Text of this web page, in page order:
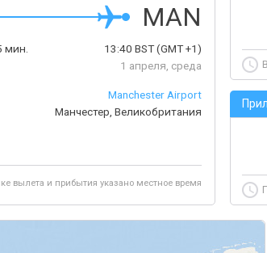
MAN
мин.
13:40 BST(GMT +1)
1 апреля, среда
Manchester Airport
Манчестер, Великобритания
вылета и прибытия указано местное время